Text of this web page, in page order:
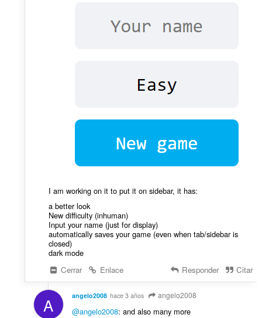
I am working on it to put it on sidebar, it has:
a better look
New difficulty (inhuman)
Input your name (just for display)
automatically saves your game (even when tab/sidebar is
closed)
dark mode
Cerrar
Enlace Responder Citar
A angelo2008 hace 3 años angelo2008
@angelo2008: and also many more